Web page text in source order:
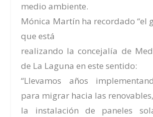
medio ambiente.
Mónica Martín ha recordado “el
que está
realizando la concejalía de
de La Laguna en este sentido:
“Llevamos años
para migrar hacia las
la instalación de paneles